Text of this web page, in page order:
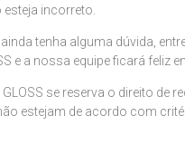
incorreto.
tenha alguma dúvida,
e a nossa equipe ficará feliz
GLOSS se reserva o direito de
estejam de acordo com